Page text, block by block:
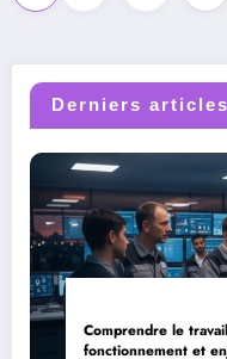
publications
Derniers articles
Comprendre le
fonctionnement et